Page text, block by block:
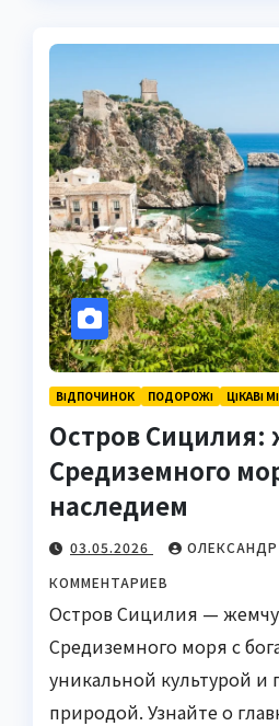
ВІДПОЧИНОК ПОДОРОЖІ ЦІКАВІ
Остров Сицилия:
Средиземного
наследием
03.05.2026
КОММЕНТАРИЕВ
Остров Сицилия —
Средиземного моря с
уникальной культурой
природой. Узнайте о